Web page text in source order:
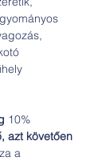
10%
azt követően
a